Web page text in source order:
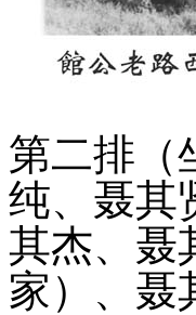
第二排（
纯、聂其
其杰、聂
家）、聂